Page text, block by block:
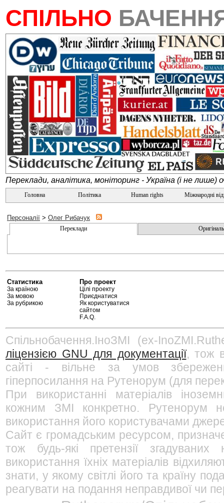
СПІЛЬНО
Переклади, аналітика, моніторинг - Україна (і не лише)
Головна Політика Human rights Міжнародні
Персоналії > Олег Рибачук
Переклади
Статистика
За країною
За мовою
За рубрикою
Про проект
Цілі проекту
Приєднатися
Як користуватися
сайтом
F.A.Q.
Спільнобачення.ІноЗМІ (ex-
ліцензією GNU для документації, тож
сайті - вільне за умов
гіперпосилання на Рутенорум (для
При використанні матеріалів
кожним ЗМІ конкретно. Рутенорум
використання його користувачами
Сайт є громадським ресурсом,
тож будь-які претензії
використання їхніх матеріалів
знати, у якому світлі його та країну
реагувати на подання неправдивої чи